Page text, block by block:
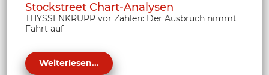
Stockstreet Chart-Analysen
THYSSENKRUPP vor Zahlen: Der Ausbruch nimmt
Fahrt auf
Weiterlesen...